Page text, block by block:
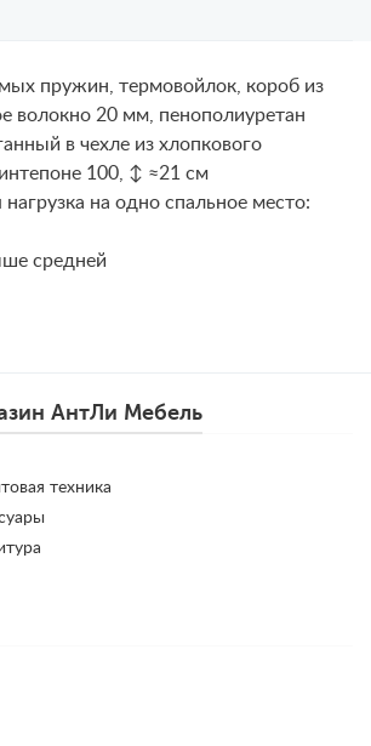
пружин, термовойлок, короб из
волокно 20 мм, пенополиуретан
в чехле из хлопкового
100, ↕ ≈21 см
нагрузка на одно спальное место:
средней
АнтЛи Мебель
техника